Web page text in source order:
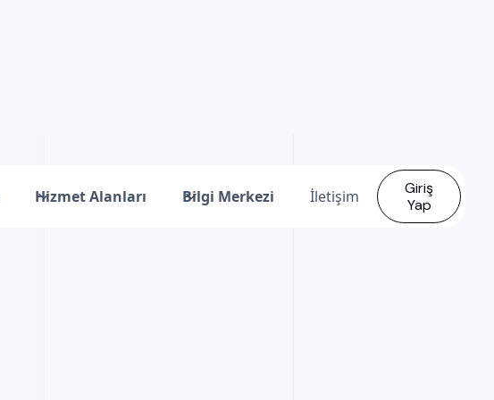
Hizmet Alanları Bilgi Merkezi İletişim
Giriş
Yap